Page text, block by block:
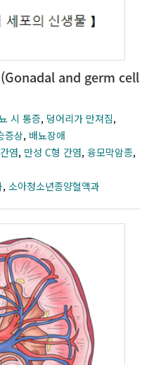
(Gonadal and germ cell
시 통증, 덩어리가 만져짐,
증상, 배뇨장애
염, 만성 C형 간염,융모막암종,
,소아청소년종양혈액과